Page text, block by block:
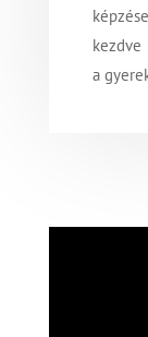
kezdve
a